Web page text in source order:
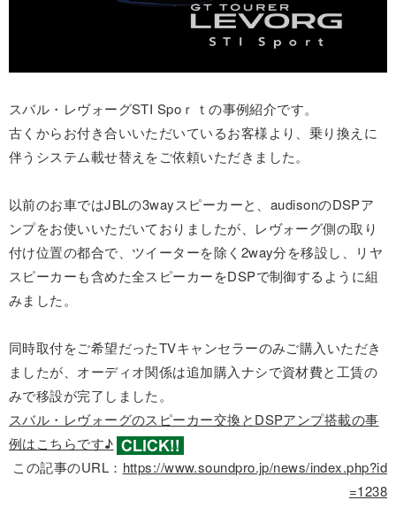
スバル・レヴォーグSTI Spoｒｔの事例紹介です。
古くからお付き合いいただいているお客様より、乗り換えに
伴うシステム載せ替えをご依頼いただきました。
以前のお車ではJBLの3wayスピーカーと、audisonのDSPア
ンプをお使いいただいておりましたが、レヴォーグ側の取り
付け位置の都合で、ツイーターを除く2way分を移設し、リヤ
スピーカーも含めた全スピーカーをDSPで制御するように組
みました。
同時取付をご希望だったTVキャンセラーのみご購入いただき
ましたが、オーディオ関係は追加購入ナシで資材費と工賃の
みで移設が完了しました。
スバル・レヴォーグのスピーカー交換とDSPアンプ搭載の事
例はこちらです♪
この記事のURL： https://www.soundpro.jp/news/index.php?id
=1238